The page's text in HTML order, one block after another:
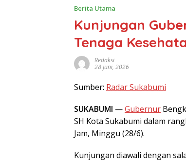
Berita Utama
Kunjungan
Tenaga
Redaksi
28 Juni, 2026
Sumber: Radar Sukabumi
SUKABUMI —Gubernur
SH Kota Sukabumi dalam
Jam, Minggu (28/6).
Kunjungan diawali dengan